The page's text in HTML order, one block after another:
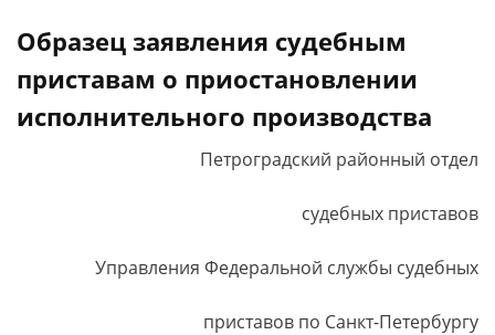
Образец заявления судебным
приставам о приостановлении
исполнительного производства
Петроградский районный отдел
судебных приставов
Управления Федеральной службы судебных
приставов по Санкт-Петербургу